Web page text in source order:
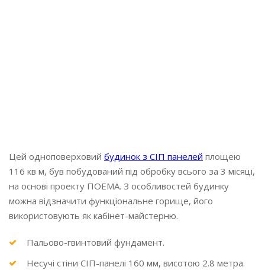
Цей одноповерховий будинок з СІП панелей площею
116 кв м, був побудований під обробку всього за 3 місяці,
на основі проекту ПОЕМА. З особливостей будинку
можна відзначити функціональне горище, його
використовують як кабінет-майстерню.
Пальово-гвинтовий фундамент.
Несучі стіни СІП-панелі 160 мм, висотою 2.8 метра.